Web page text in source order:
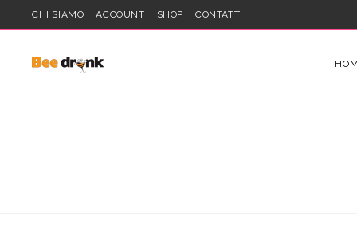
CHI SIAMO ACCOUNT SHOP CONTATTI